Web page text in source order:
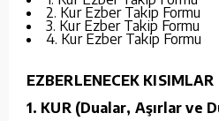
2. Kur Ezber Takip Formu
3. Kur Ezber Takip Formu
4. Kur Ezber Takip Formu
EZBERLENECEK KISIMLAR
1. KUR (Dualar, Aşırlar ve